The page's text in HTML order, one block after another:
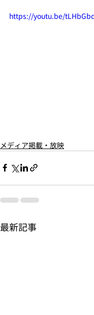
https://youtu.be/
メディア掲載・放映
最新記事